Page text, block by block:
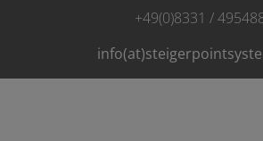
+49(0)8331 /